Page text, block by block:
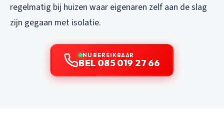
regelmatig bij huizen waar eigenaren zelf aan de slag
zijn gegaan met isolatie.
NU BEREIKBAAR
BEL 085 019 27 66